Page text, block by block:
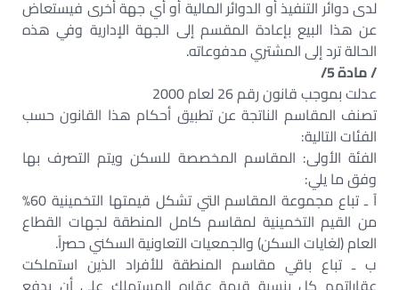
لدى دوائر التنفيذ أو الدوائر المالية أو أي جهة أخرى فيستعاض
عن هذا البيع بإعادة المقسم إلى الجهة الإدارية وفي هذه
الحالة ترد إلى المشتري مدفوعاته.
/ مادة 5/
عدلت بموجب قانون رقم 26 لعام 2000
تصنف المقاسم الناتجة عن تطبيق أحكام هذا القانون حسب
الفئات التالية:
الفئة الأولى: المقاسم المخصصة للسكن ويتم التصرف بها
وفق ما يلي:
آ ـ تباع مجموعة المقاسم التي تشكل قيمتها التخمينية 60%
من القيم التخمينية لمقاسم كامل المنطقة لجهات القطاع
العام (لغايات السكن) والجمعيات التعاونية السكني حصراً.
ب ـ تباع باقي مقاسم المنطقة للأفراد الذين استملكت